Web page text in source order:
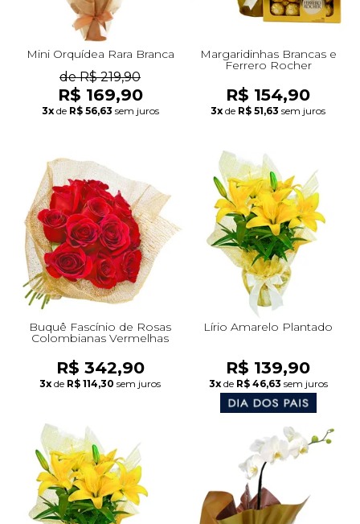
Mini Orquídea Rara Branca
de R$ 219,90
R$ 169,90
3x de R$ 56,63 sem juros
Margaridinhas Brancas e
Ferrero Rocher
R$ 154,90
3x de R$ 51,63 sem juros
Buquê Fascínio de Rosas
Colombianas Vermelhas
R$ 342,90
3x de R$ 114,30 sem juros
Lírio Amarelo Plantado
R$ 139,90
3x de R$ 46,63 sem juros